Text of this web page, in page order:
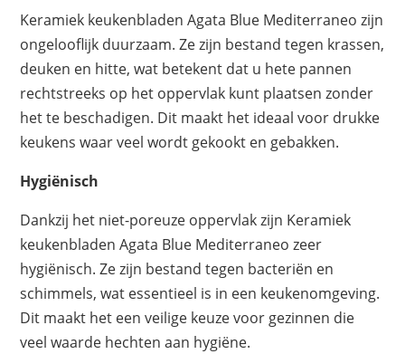
Keramiek keukenbladen Agata Blue Mediterraneo zijn
ongelooflijk duurzaam. Ze zijn bestand tegen krassen,
deuken en hitte, wat betekent dat u hete pannen
rechtstreeks op het oppervlak kunt plaatsen zonder
het te beschadigen. Dit maakt het ideaal voor drukke
keukens waar veel wordt gekookt en gebakken.
Hygiënisch
Dankzij het niet-poreuze oppervlak zijn Keramiek
keukenbladen Agata Blue Mediterraneo zeer
hygiënisch. Ze zijn bestand tegen bacteriën en
schimmels, wat essentieel is in een keukenomgeving.
Dit maakt het een veilige keuze voor gezinnen die
veel waarde hechten aan hygiëne.